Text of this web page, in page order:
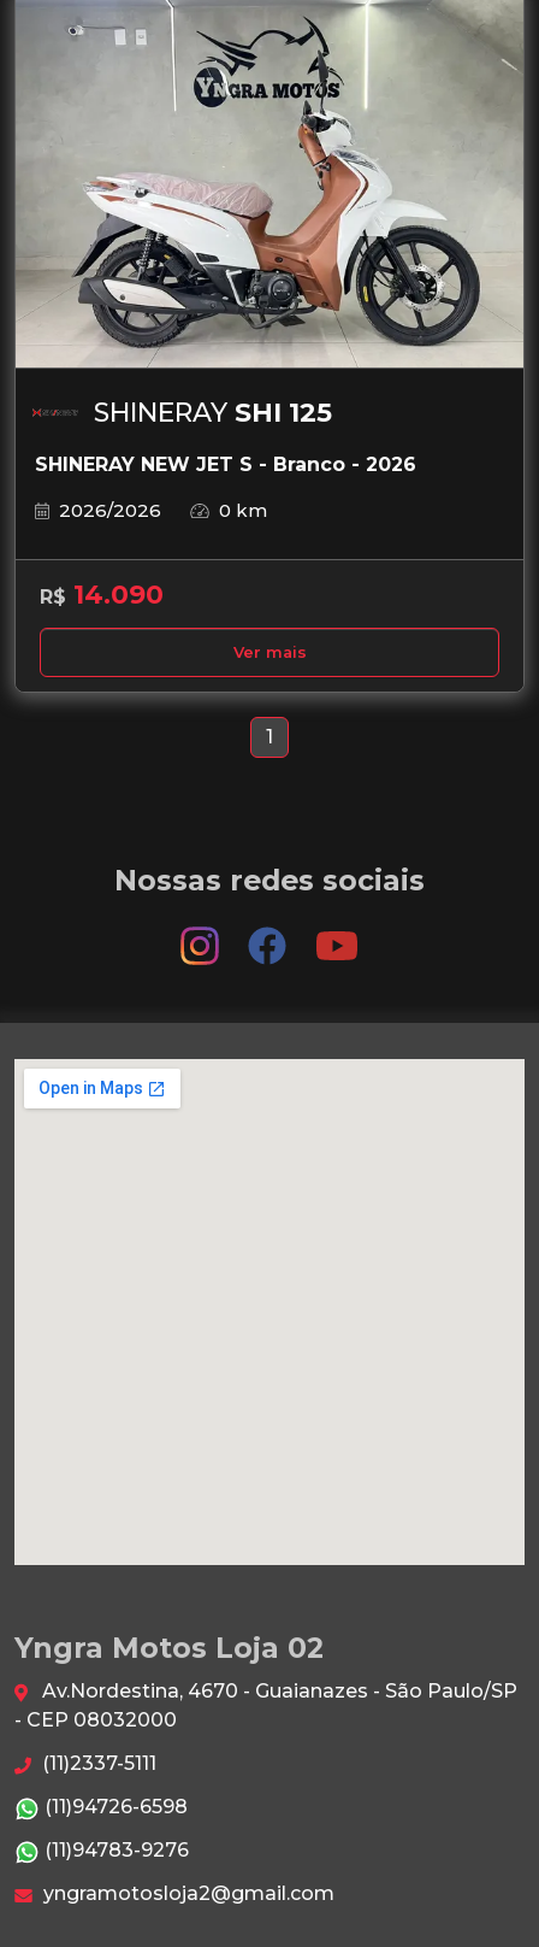
SHINERAY SHI 125
SHINERAY NEW JET S - Branco - 2026
2026/2026
0 km
R$ 14.090
Ver mais
1
Nossas redes sociais
Yngra Motos Loja 02
Av.Nordestina, 4670 - Guaianazes - São Paulo/SP
- CEP 08032000
(11)2337-5111
(11)94726-6598
(11)94783-9276
yngramotosloja2@gmail.com